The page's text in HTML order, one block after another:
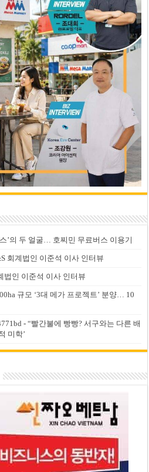
’의 두 얼굴… 호찌민 무료버스 이용기
회계법인 이준석 이사 인터뷰
법인 이준석 이사 인터뷰
규모 ‘3대 메가 프로젝트’ 분양… 10
-“빨간불에 빵빵? 서구와는 다른 배
미학’